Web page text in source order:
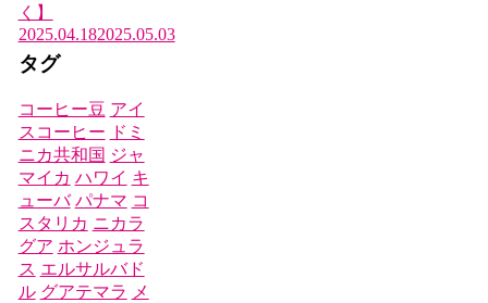
く】
2025.04.182025.05.03
タグ
コーヒー豆 アイ
スコーヒー ドミ
ニカ共和国 ジャ
マイカ ハワイ キ
ューバ パナマ コ
スタリカ ニカラ
グア ホンジュラ
ス エルサルバド
ル グアテマラ メ